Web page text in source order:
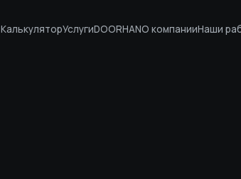
КалькуляторУслугиDOORHANО компанииНаши